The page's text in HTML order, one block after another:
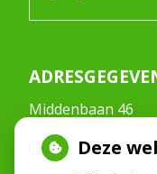
Middenbaan 46
Tel:0180-222268
Deze